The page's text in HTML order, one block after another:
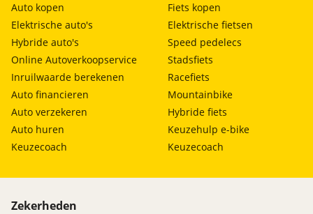
Auto kopen
Elektrische auto's
Hybride auto's
Online Autoverkoopservice
Inruilwaarde berekenen
Auto financieren
Auto verzekeren
Auto huren
Keuzecoach
Fiets kopen
Elektrische fietsen
Speed pedelecs
Stadsfiets
Racefiets
Mountainbike
Hybride fiets
Keuzehulp e-bike
Keuzecoach
Zekerheden